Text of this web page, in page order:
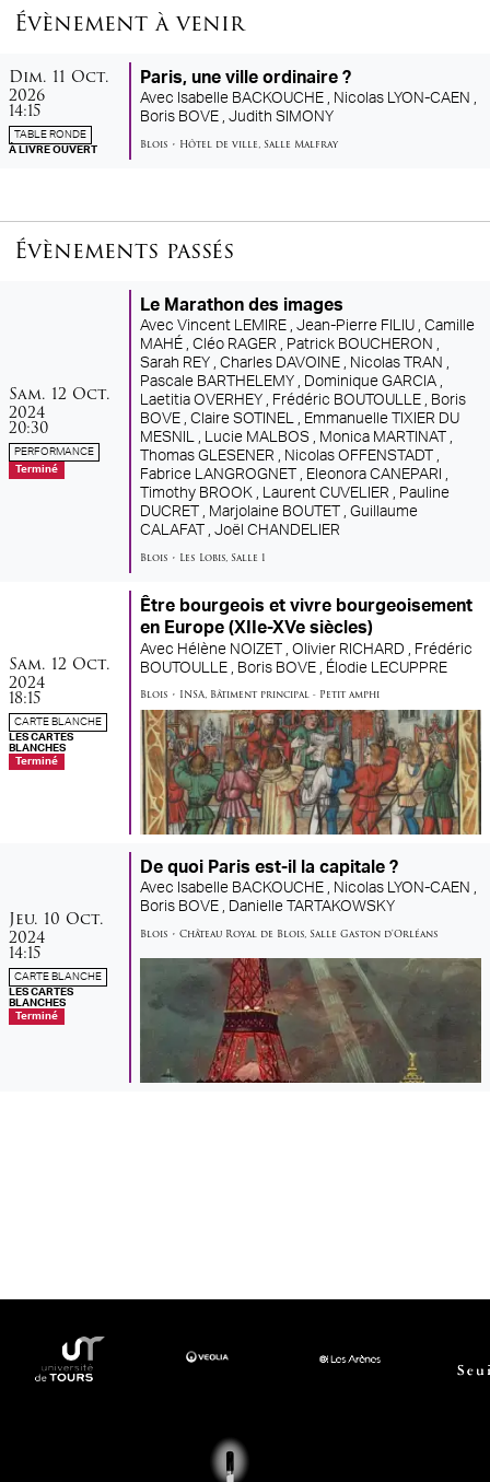
Évènement à venir
dimanche
Dim. 11 octobre
Oct.
2026
14:15
TABLE RONDE
À LIVRE OUVERT
Paris, une ville ordinaire ?
Avec Isabelle BACKOUCHE , Nicolas LYON-CAEN ,
Boris BOVE , Judith SIMONY
Blois • Hôtel de ville, Salle Malfray
Évènements passés
samedi
Sam. 12 octobre
Oct.
2024
20:30
PERFORMANCE
Terminé
Le Marathon des images
Avec Vincent LEMIRE , Jean-Pierre FILIU , Camille
MAHÉ , Cléo RAGER , Patrick BOUCHERON ,
Sarah REY , Charles DAVOINE , Nicolas TRAN ,
Pascale BARTHELEMY , Dominique GARCIA ,
Laetitia OVERHEY , Frédéric BOUTOULLE , Boris
BOVE , Claire SOTINEL , Emmanuelle TIXIER DU
MESNIL , Lucie MALBOS , Monica MARTINAT ,
Thomas GLESENER , Nicolas OFFENSTADT ,
Fabrice LANGROGNET , Eleonora CANEPARI ,
Timothy BROOK , Laurent CUVELIER , Pauline
DUCRET , Marjolaine BOUTET , Guillaume
CALAFAT , Joël CHANDELIER
Blois • Les Lobis, Salle 1
samedi
Sam. 12 octobre
Oct.
2024
18:15
CARTE BLANCHE
LES CARTES
BLANCHES
Terminé
Être bourgeois et vivre bourgeoisement
en Europe (XIIe-XVe siècles)
Avec Hélène NOIZET , Olivier RICHARD ,
Frédéric
BOUTOULLE ,
Boris BOVE ,
Élodie LECUPPRE
Blois • INSA, Bâtiment principal - Petit amphi
jeudi
Jeu. 10 octobre
Oct.
2024
14:15
CARTE BLANCHE
LES CARTES
BLANCHES
Terminé
De quoi Paris est-il la capitale ?
Avec Isabelle BACKOUCHE , Nicolas LYON-CAEN ,
Boris BOVE , Danielle TARTAKOWSKY
Blois • Château Royal de Blois, Salle Gaston d'Orléans